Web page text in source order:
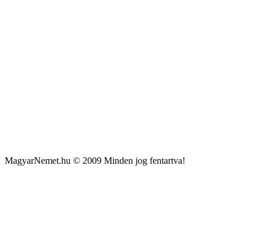
MagyarNemet.hu © 2009 Minden jog fentartva!